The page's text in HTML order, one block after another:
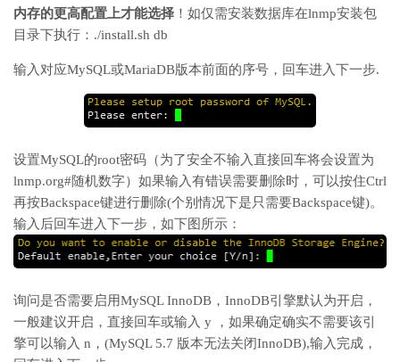
内存的更高配置上才能选择 ！如仅需安装数据库在lnmp安装包
目录下执行：./install.sh db
输入对应MySQL或MariaDB版本前面的序号，回车进入下一步.
设置MySQL的root密码（为了安全不输入直接回车将会设置为
lnmp.org#随机数字）如果输入有错误需要删除时，可以按住Ctrl
再按Backspace键进行删除(个别情况下是只需要Backspace键)。
输入后回车进入下一步，如下图所示：
询问是否需要启用MySQL InnoDB，InnoDB引擎默认为开启，
一般建议开启，直接回车或输入 y ，如果确定确实不需要该引
擎可以输入 n，(MySQL 5.7 版本无法关闭InnoDB),输入完成，